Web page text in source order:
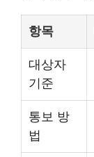
항목
대상자
기준
통보 방
법